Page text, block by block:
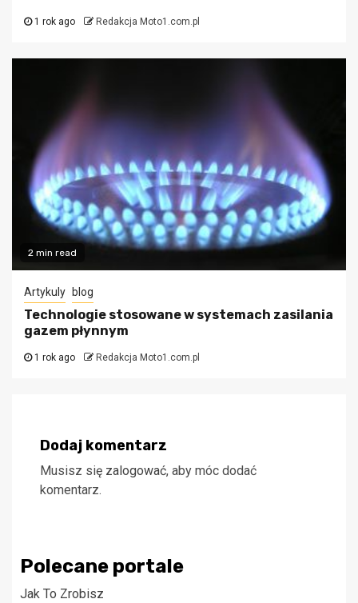
1 rok ago Redakcja Moto1.com.pl
2 min read
Artykuly blog
Technologie stosowane w systemach zasilania
gazem płynnym
1 rok ago Redakcja Moto1.com.pl
Dodaj komentarz
Musisz się zalogować, aby móc dodać
komentarz.
Polecane portale
Jak To Zrobisz